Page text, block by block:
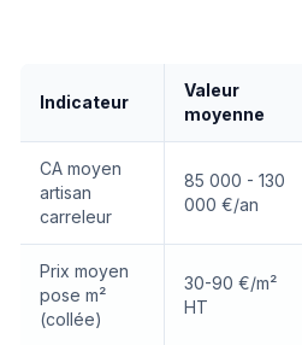
Indicateur
Valeur
moyenne
CA moyen
artisan
carreleur
85 000 - 130
000 €/an
Prix moyen
pose m²
(collée)
30-90 €/m²
HT